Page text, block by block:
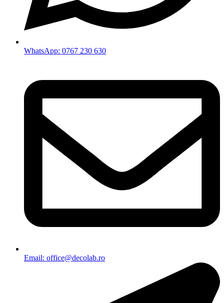
WhatsApp: 0767 230 630
Email: office@decolab.ro